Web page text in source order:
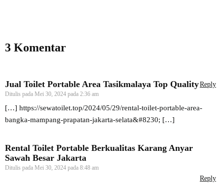
3 Komentar
Jual Toilet Portable Area Tasikmalaya Top Quality
Ditulis pada Mei 30, 2024 pada 2:36 am
Reply
[…] https://sewatoilet.top/2024/05/29/rental-toilet-portable-area-
bangka-mampang-prapatan-jakarta-selata&#8230; […]
Rental Toilet Portable Berkualitas Karang Anyar
Sawah Besar Jakarta
Ditulis pada Mei 30, 2024 pada 8:48 am
Reply